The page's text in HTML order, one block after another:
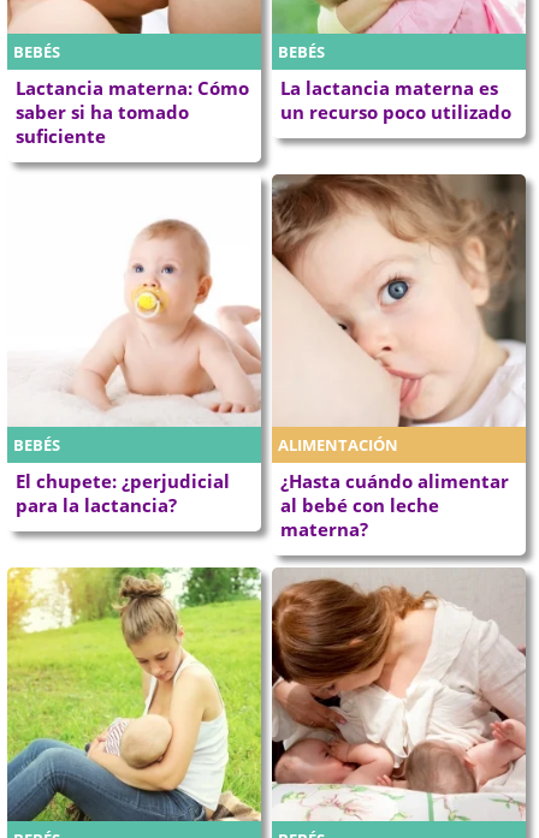
BEBÉS
Lactancia materna: Cómo
saber si ha tomado
suficiente
BEBÉS
La lactancia materna es
un recurso poco utilizado
BEBÉS
El chupete: ¿perjudicial
para la lactancia?
ALIMENTACIÓN
¿Hasta cuándo alimentar
al bebé con leche
materna?